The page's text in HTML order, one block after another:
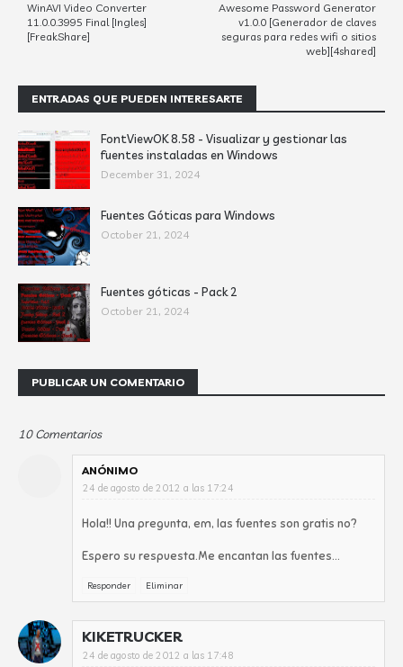
Awesome Password Generator
v1.0.0 [Generador de claves
seguras para redes wifi o sitios
web][4shared]
WinAVI Video Converter
11.0.0.3995 Final [Ingles]
[FreakShare]
ENTRADAS QUE PUEDEN INTERESARTE
FontViewOK 8.58 - Visualizar y gestionar las
fuentes instaladas en Windows
December 31, 2024
Fuentes Góticas para Windows
October 21, 2024
Fuentes góticas - Pack 2
October 21, 2024
PUBLICAR UN COMENTARIO
10 Comentarios
ANÓNIMO
24 de agosto de 2012 a las 17:24
Hola!! Una pregunta, em, las fuentes son gratis no?
Espero su respuesta.Me encantan las fuentes...
Responder Eliminar
KIKETRUCKER
24 de agosto de 2012 a las 17:48